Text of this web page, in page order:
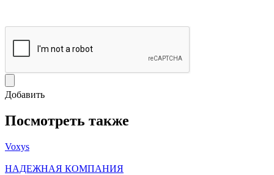
Добавить
Посмотреть также
Voxys
НАДЕЖНАЯ КОМПАНИЯ